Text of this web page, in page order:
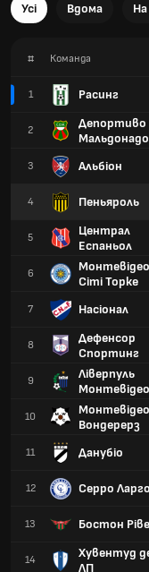
Усі Вдома На
# Команда
1 Расинг
2
Депортиво
Мальдонадо
3 Альбіон
4 Пеньяроль
5
Централ
Еспаньол
6
Монтевідео
Сіті Торке
7 Насіонал
8
Дефенсор
Спортинг
9
Ліверпуль
Монтевідео
10
Монтевідео
Вондерерз
11 Данубіо
12 Серро Ларго
13 Бостон
14
Хувентуд
ЛП